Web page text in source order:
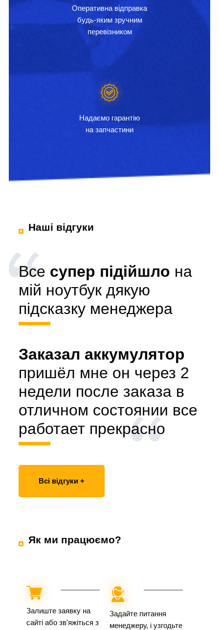
Оперативна відправка
будь-яким зручним
перевізником
Надаємо гарантію
на запчастини
Наші відгуки
Все супер підійшло на
мій ноутбук дякую
підсказку менеджера
Заказал аккумулятор
пришёл мне он через 2
недели после заказа в
отличном состоянии все
работает прекрасно
Всі відгуки +
Як ми працюємо?
Залиште заявку на
сайті або зв'яжіться з
Задайте питання
менеджеру, і узгодьте